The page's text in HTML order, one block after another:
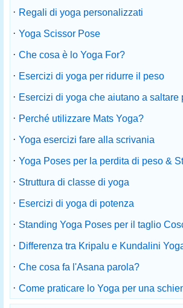
· Regali di yoga personalizzati
· Yoga Scissor Pose
· Che cosa è lo Yoga For?
· Esercizi di yoga per ridurre il peso
· Esercizi di yoga che aiutano a saltare
· Perché utilizzare Mats Yoga?
· Yoga esercizi fare alla scrivania
· Yoga Poses per la perdita di peso &
· Struttura di classe di yoga
· Esercizi di yoga di potenza
· Standing Yoga Poses per il taglio
· Differenza tra Kripalu e Kundalini
· Che cosa fa l'Asana parola?
· Come praticare lo Yoga per una